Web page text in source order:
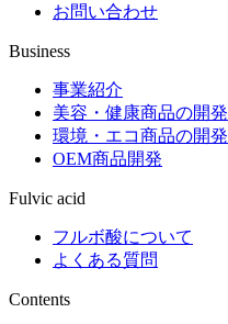
お問い合わせ
Business
事業紹介
美容・健康商品の開発
環境・エコ商品の開発
OEM商品開発
Fulvic acid
フルボ酸について
よくある質問
Contents